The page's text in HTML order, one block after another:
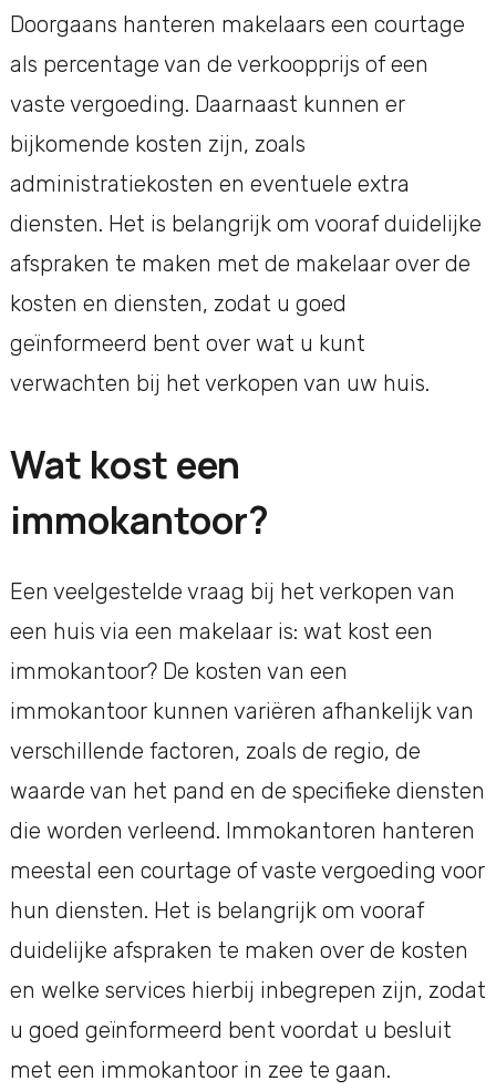
Doorgaans hanteren makelaars een courtage
als percentage van de verkoopprijs of een
vaste vergoeding. Daarnaast kunnen er
bijkomende kosten zijn, zoals
administratiekosten en eventuele extra
diensten. Het is belangrijk om vooraf duidelijke
afspraken te maken met de makelaar over de
kosten en diensten, zodat u goed
geïnformeerd bent over wat u kunt
verwachten bij het verkopen van uw huis.
Wat kost een
immokantoor?
Een veelgestelde vraag bij het verkopen van
een huis via een makelaar is: wat kost een
immokantoor? De kosten van een
immokantoor kunnen variëren afhankelijk van
verschillende factoren, zoals de regio, de
waarde van het pand en de specifieke diensten
die worden verleend. Immokantoren hanteren
meestal een courtage of vaste vergoeding voor
hun diensten. Het is belangrijk om vooraf
duidelijke afspraken te maken over de kosten
en welke services hierbij inbegrepen zijn, zodat
u goed geïnformeerd bent voordat u besluit
met een immokantoor in zee te gaan.